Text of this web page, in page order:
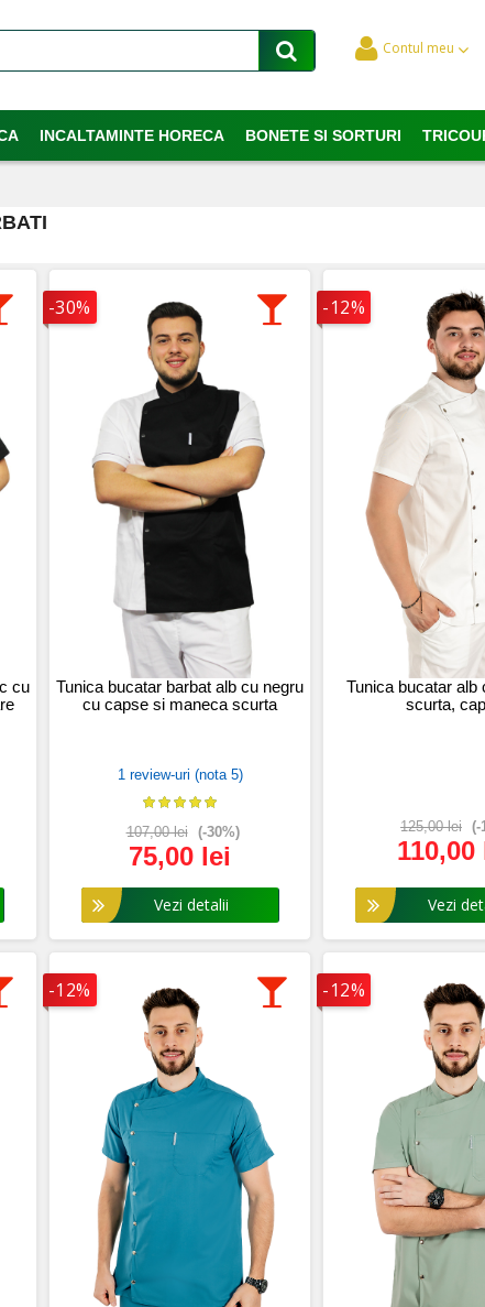
Contul meu
INCALTAMINTE HORECA BONETE SI SORTURI
cu
-30%
Tunica bucatar barbat alb cu negru
cu capse si maneca scurta
1 review-uri (nota 5)
107,00 lei (-30%)
75,00 lei
Vezi detalii
-12%
Tunica bucatar alb
scurta,
125,00 lei (-
110,00
Vezi
-12% -12%